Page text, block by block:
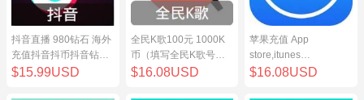
抖音直播 980钻石 海外
充值抖音抖币抖音钻98
元
$15.99USD
全民K歌100元 1000K
币（填写全民K歌号充
值）
$16.08USD
苹果充值 App
store,itunes
store,iphone,ipad中国
$16.08USD